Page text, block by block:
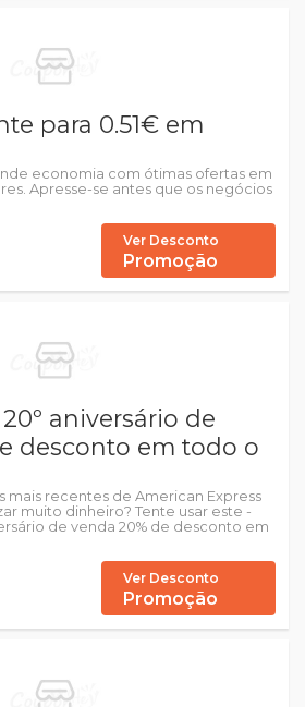
para 0.51€ em
economia com ótimas ofertas em
Apresse-se antes que os negócios
Ver Desconto
Promoção
aniversário de
desconto em todo o
mais recentes de American Express
muito dinheiro? Tente usar este -
de venda 20% de desconto em
Ver Desconto
Promoção